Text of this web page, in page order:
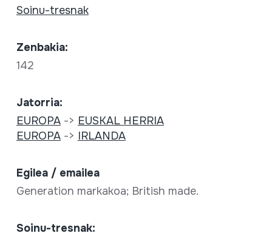
Soinu-tresnak
Zenbakia:
142
Jatorria:
EUROPA-> EUSKAL HERRIA
EUROPA-> IRLANDA
Egilea / emailea
Generation markakoa; British made.
Soinu-tresnak: